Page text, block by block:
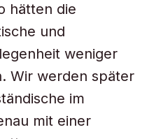
hätten die
und
weniger
Wir werden später
im
mit einer